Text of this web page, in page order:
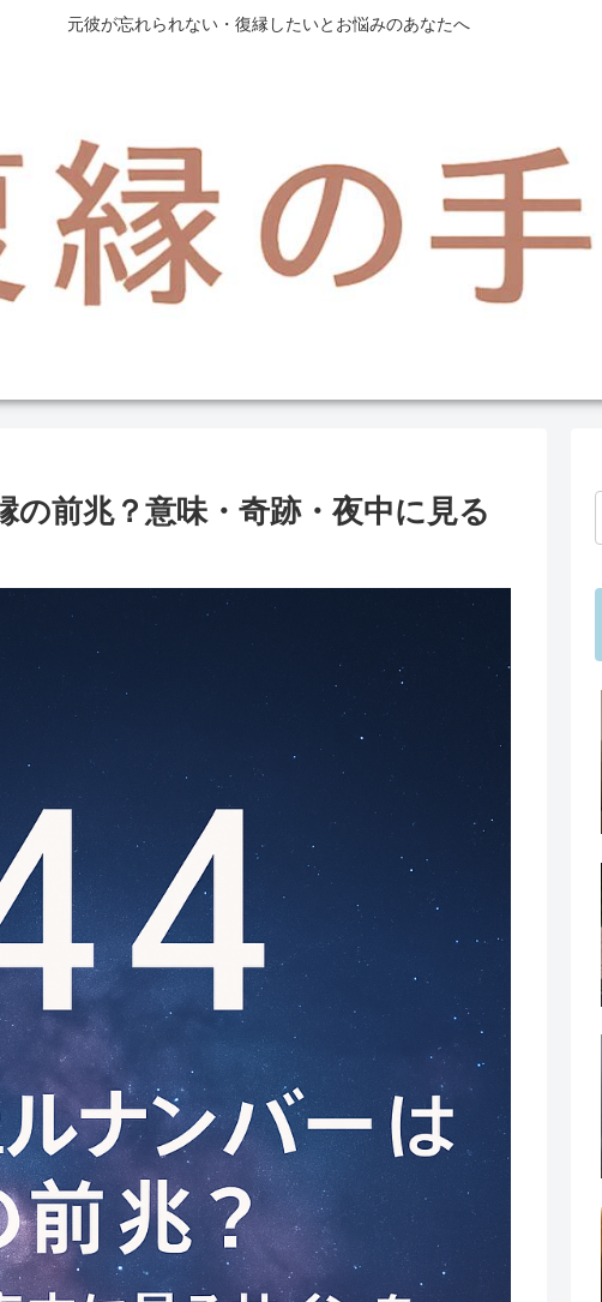
元彼が忘れられない・復縁したいとお悩みのあなたへ
前兆？意味・奇跡・夜中に見る